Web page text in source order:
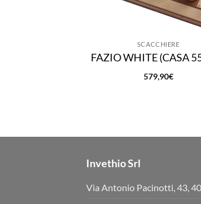
SCACCHIERE
FAZIO WHITE (CASA
579,90€
Invethio Srl
Via Antonio Pacinotti, 43,